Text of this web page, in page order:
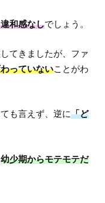
和感なしでしょう。
てきましたが、ファ
っていないことがわ
も言えず、逆に「ど
幼少期からモテモテだ